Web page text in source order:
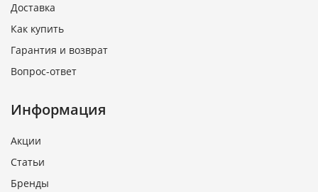
Доставка
Как купить
Гарантия и возврат
Вопрос-ответ
Информация
Акции
Статьи
Бренды